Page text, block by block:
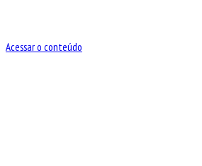
Acessar o conteúdo